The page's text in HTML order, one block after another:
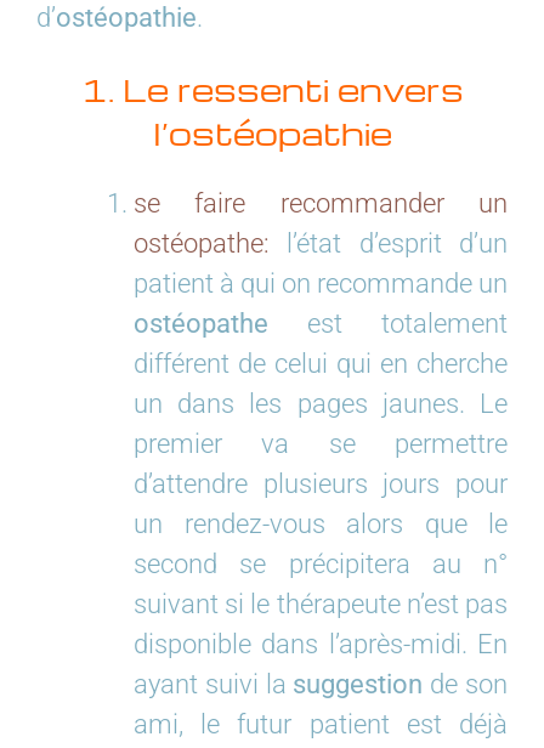
d’ostéopathie.
1. Le ressenti envers
l’ostéopathie
se faire recommander un
ostéopathe: l’état d’esprit d’un
patient à qui on recommande un
ostéopathe est totalement
différent de celui qui en cherche
un dans les pages jaunes. Le
premier va se permettre
d’attendre plusieurs jours pour
un rendez-vous alors que le
second se précipitera au n°
suivant si le thérapeute n’est pas
disponible dans l’après-midi. En
ayant suivi la suggestion de son
ami, le futur patient est déjà